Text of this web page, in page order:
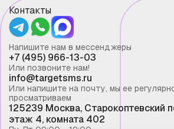
Контакты
Напишите нам в мессенджеры
+7 (495) 966-13-03
Или позвоните нам!
info@targetsms.ru
Или напишите на почту, мы ее
просматриваем
125239 Москва, Старокоптевский
этаж 4, комната 402